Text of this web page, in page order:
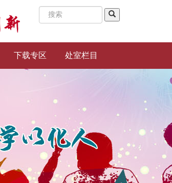
下载专区 处室栏目